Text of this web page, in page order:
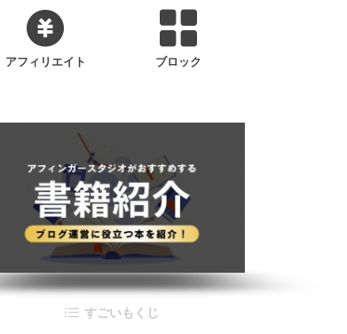
アフィリエイト ブロック
すごいもくじ